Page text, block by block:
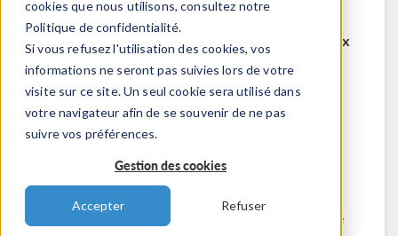
cookies que nous utilisons, consultez notre
Politique de confidentialité.
Si vous refusez l'utilisation des cookies, vos
informations ne seront pas suivies lors de votre
visite sur ce site. Un seul cookie sera utilisé dans
votre navigateur afin de se souvenir de ne pas
suivre vos préférences.
Gestion des cookies
Accepter Refuser
Bienvenue sur COMSOL Access
COMSOL Access est un service disponible aux
utilisateurs et contacts.
Bénéfices:
Modifier les informations de contact et de
Contacter le support technique
Voir les inscriptions aux évènements à venir
Accéder à COMSOL Exchange - partage de